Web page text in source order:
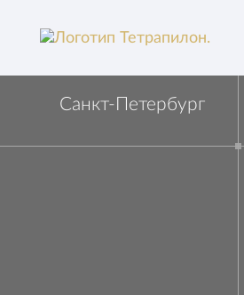
Санкт-Петербург